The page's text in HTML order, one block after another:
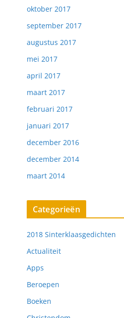
oktober 2017
september 2017
augustus 2017
mei 2017
april 2017
maart 2017
februari 2017
januari 2017
december 2016
december 2014
maart 2014
Categorieën
2018 Sinterklaasgedichten
Actualiteit
Apps
Beroepen
Boeken